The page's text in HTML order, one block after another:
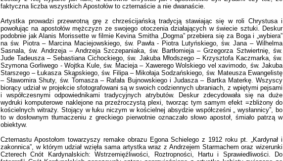
faktyczna liczba wszystkich Apostołów to czternaście a nie dwanaście.
Artystka prowadzi przewrotną grę z chrześcijańską tradycją stawiając się w roli Chrystusa i
powołując na apostołów mężczyzn ze swojego otoczenia działających w świecie sztuki. Deskur
podobnie jak Alanis Morissette w filmie Kevina Smitha „Dogma” przebiera się za Boga i „wybiera”
na św. Piotra – Marcina Maciejowskiego, św. Pawła - Piotra Lutyńskiego, św. Jana – Wilhelma
Sasnala, św. Andrzeja – Andrzeja Szczepaniaka, św. Bartłomieja – Grzegorza Sztwiertnię, św.
Jude Tadeusza – Sebastiana Cichockiego, św. Jakuba Młodszego – Krzysztofa Kaczmarka, św.
Szymona Gorliwego - Wojtka Kule, św. Macieja – Xawerego Wolskiego vel xavimodo, św. Jakuba
Starszego – Łukasza Skąpskiego, św. Filipa – Mikołaja Sodzańskiego, św. Mateusza Ewangelistę
– Sławomira Shuty, św. Tomasza – Rafała Bujnowskiego i Judasza – Bartka Materkę. Wszyscy
biorący udział w projekcie sfotografowani są w swoich codziennych ubraniach, z wpiętymi pejsami
i współczesnymi odpowiednikami tradycyjnych atrybutów. Deskur zdecydowała się na duże
wydruki komputerowe naklejone na przeźroczystą plexi, tworząc tym samym efekt =zbliżony do
kościelnych witraży. Stojący w łuku niczym w kościelnej absydzie współcześni „ wysłannicy”, bo
to w dosłownym tłumaczeniu z greckiego pierwotnie oznaczało słowo apostoł, śmiało patrzą w
obiektyw.
Czternastu Apostołom towarzyszy remake obrazu Egona Schielego z 1912 roku pt. „Kardynał i
zakonnica”, w którym udział wzięła sama artystka wraz z Andrzejem Starmachem oraz wizerunki
Czterech Cnót Kardynalskich: Wstrzemięźliwości, Roztropności, Hartu i Sprawiedliwości. Do